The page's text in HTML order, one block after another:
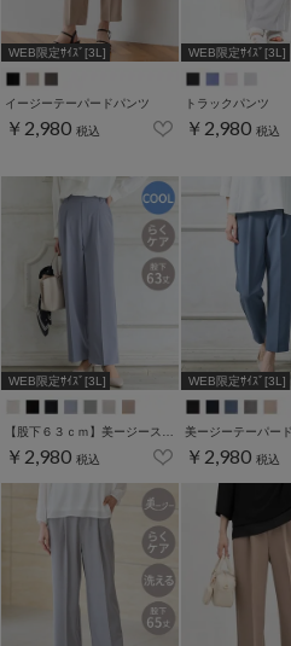
WEB限定ｻｲｽﾞ[3L]
イージーテーパードパンツ
￥2,980 税込
WEB限定ｻｲｽﾞ[3L]
トラックパンツ
￥2,980 税込
WEB限定ｻｲｽﾞ[3L]
￥2,980 税込
WEB限定ｻｲｽﾞ[3L]
美ージーテーパー
￥2,980 税込